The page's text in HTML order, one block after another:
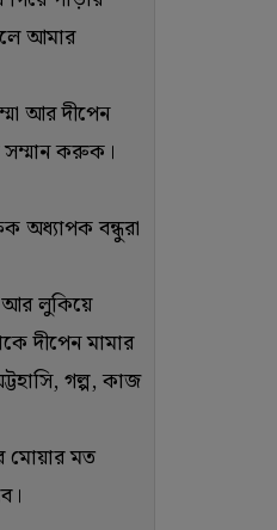
আমার
আর দীপেন
সম্মান করুক।
অধ্যাপক বন্ধুরা
আর লুকিয়ে
দীপেন মামার
গল্প, কাজ
মোয়ার মত